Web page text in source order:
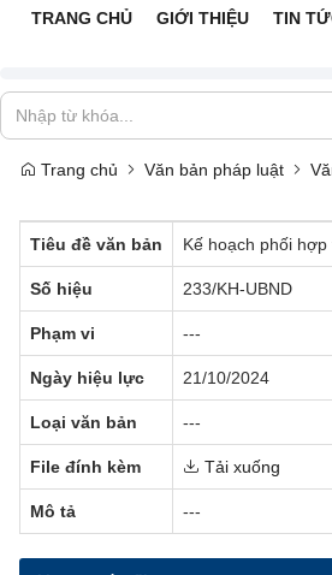
TRANG CHỦ GIỚI THIỆU TIN
Trang chủ Văn bản pháp luật
Tiêu đề văn bản Kế hoạch phối
Số hiệu 233/KH-UBND
Phạm vi ---
Ngày hiệu lực 21/10/2024
Loại văn bản ---
File đính kèm Tải xuống
Mô tả ---